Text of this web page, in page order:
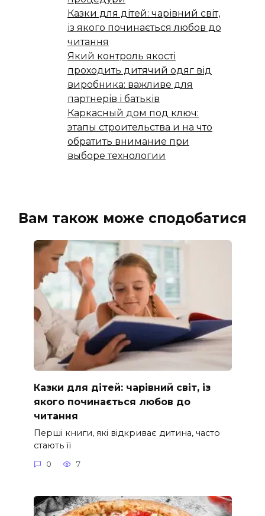
Казки для дітей: чарівний світ,
із якого починається любов до
читання
Який контроль якості
проходить дитячий одяг від
виробника: важливе для
партнерів і батьків
Каркасный дом под ключ:
этапы строительства и на что
обратить внимание при
выборе технологии
Вам також може сподобатися
Казки для дітей: чарівний світ, із
якого починається любов до
читання
Перші книги, які відкриває дитина, часто
стають її
0 7